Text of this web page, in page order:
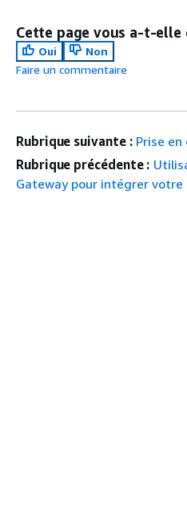
Cette page vous a-t-elle
Oui
Non
Faire un commentaire
Rubrique suivante : Prise en
Rubrique précédente :
Gateway pour intégrer